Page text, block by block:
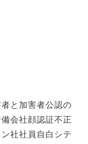
と加害者公認の
会社顔認証不正
社社員自白シテ